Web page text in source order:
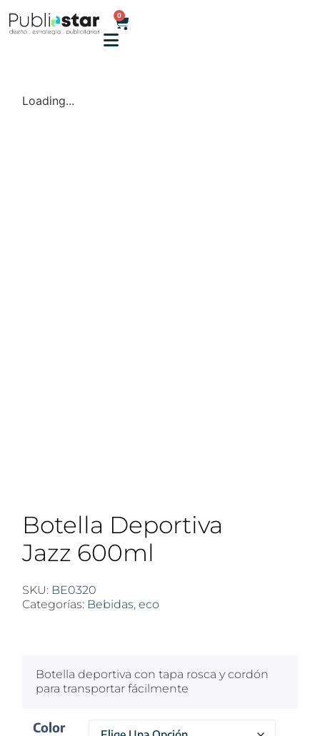
0
Loading...
Botella Deportiva
Jazz 600ml
SKU: BE0320
Categorías: Bebidas, eco
Botella deportiva con tapa rosca y cordón
para transportar fácilmente
Color